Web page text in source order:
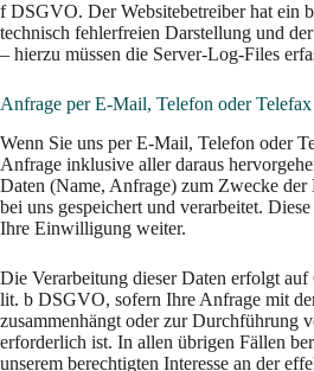
f DSGVO. Der Websitebetreiber hat ein
technisch fehlerfreien Darstellung und
– hierzu müssen die Server-Log-Files
Anfrage per E-Mail, Telefon oder Telefax
Wenn Sie uns per E-Mail, Telefon oder
Anfrage inklusive aller daraus
Daten (Name, Anfrage) zum Zwecke der
bei uns gespeichert und verarbeitet.
Ihre Einwilligung weiter.
Die Verarbeitung dieser Daten erfolgt
lit. b DSGVO, sofern Ihre Anfrage mit
zusammenhängt oder zur Durchführung
erforderlich ist. In allen übrigen Fällen
unserem berechtigten Interesse an der